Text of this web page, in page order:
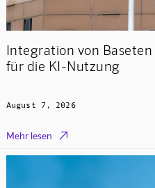
Integration von
für die KI-Nutzung
August 7, 2026
Mehr lesen 